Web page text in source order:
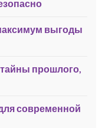
выгоды
прошлого,
современной